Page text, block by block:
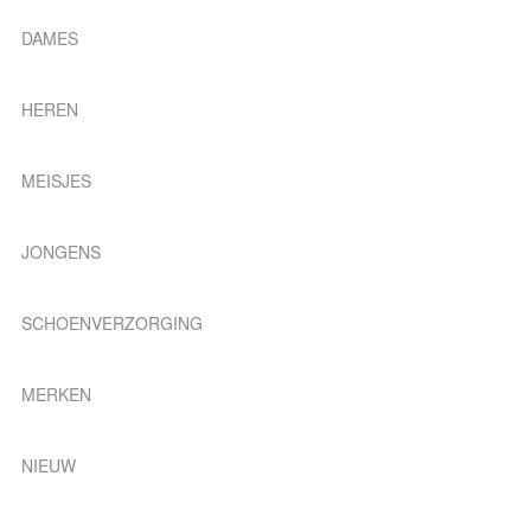
DAMES
HEREN
MEISJES
JONGENS
SCHOENVERZORGING
MERKEN
NIEUW